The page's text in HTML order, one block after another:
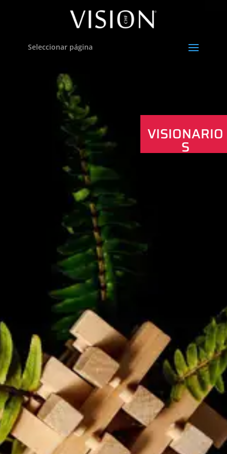
Seleccionar página
VISIONARIO
S